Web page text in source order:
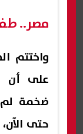
مصر..
واختتم
على أن
ضخمة لم
حتى